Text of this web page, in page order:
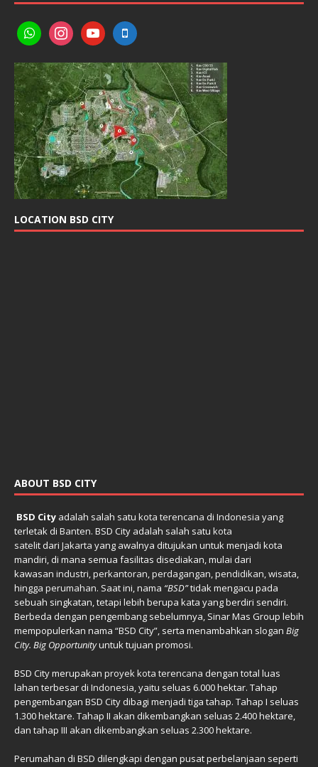
LOCATION BSD CITY
ABOUT BSD CITY
BSD City adalah salah satu kota terencana di Indonesia yang
terletak di Banten. BSD City adalah salah satu kota
satelit dari Jakarta yang awalnya ditujukan untuk menjadi kota
mandiri, di mana semua fasilitas disediakan, mulai dari
kawasan industri perkantoran perdagangan pendidikan wisata
hingga perumahan. Saat ini, nama “BSD”tidak mengacu pada
sebuah singkatan, tetapi lebih berupa kata yang berdiri sendiri.
Berbeda dengan pengembang sebelumnya, Sinar Mas Group lebih
mempopulerkan nama “BSD City”, serta menambahkan slogan Big
City. Big Opportunityuntuk tujuan promosi.
BSD City merupakan proyek kota terencana dengan total luas
lahan terbesar di Indonesia , yaitu seluas 6.000 hektar. Tahap
pengembangan BSD City dibagi menjadi tiga tahap. Tahap I seluas
1.300 hektare. Tahap II akan dikembangkan seluas 2.400 hektare,
dan tahap III akan dikembangkan seluas 2.300 hektare.
Perumahan di BSD dilengkapi dengan pusat perbelanjaan seperti